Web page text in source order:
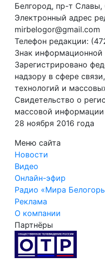
Белгород, пр-т Славы,
Электронный адрес
mirbelogor@gmail.com
Телефон редакции:
Знак информационной
Зарегистрировано
надзору в сфере
технологий и
Свидетельство о
массовой
28 ноября 2016 года
Меню сайта
Новости
Видео
Онлайн-эфир
Радио «Мира
Реклама
О компании
Партнёры